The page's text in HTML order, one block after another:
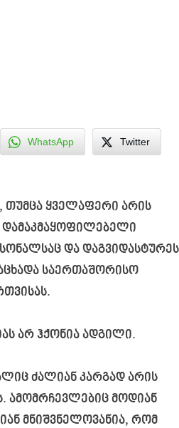
WhatsApp Twitter
თუმცა ყველაფერი არის
დამაკმაყოფილებელი
და
საერთაშორისო
არ ჰქონია ადგილი.
ძალიან კარგად არის
ამომრჩევლებიც მოდიან
მნიშვნელოვანია, რომ